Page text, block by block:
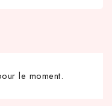
le moment.